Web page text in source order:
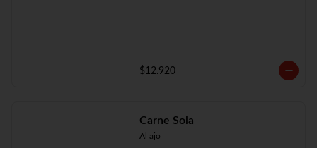
$12.920
Carne Sola
Al ajo